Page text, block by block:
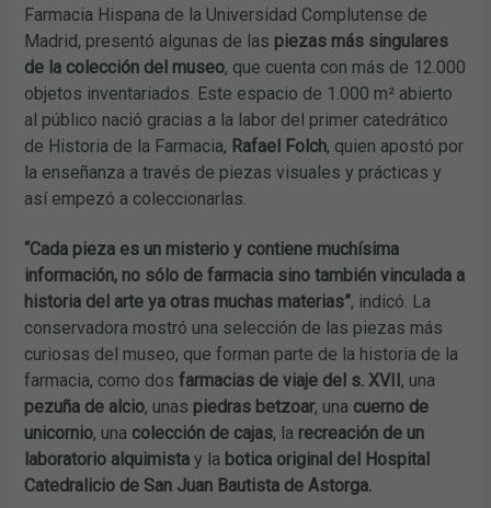
Farmacia Hispana de la Universidad Complutense de
Madrid, presentó algunas de las piezas más singulares
de la colección del museo, que cuenta con más de 12.000
objetos inventariados. Este espacio de 1.000 m² abierto
al público nació gracias a la labor del primer catedrático
de Historia de la Farmacia, Rafael Folch, quien apostó por
la enseñanza a través de piezas visuales y prácticas y
así empezó a coleccionarlas.
“Cada pieza es un misterio y contiene muchísima
información, no sólo de farmacia sino también vinculada a
historia del arte ya otras muchas materias”, indicó. La
conservadora mostró una selección de las piezas más
curiosas del museo, que forman parte de la historia de la
farmacia, como dosfarmacias de viaje del s. XVII, una
pezuña de alcio, unas piedras betzoar, una cuerno de
unicornio, una colección de cajas, la recreación de un
laboratorio alquimista y la botica original del Hospital
Catedralicio de San Juan Bautista de Astorga.